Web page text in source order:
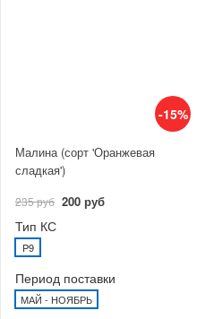
-15%
Малина (сорт 'Оранжевая
сладкая')
235 руб 200 руб
Тип КС
P9
Период поставки
МАЙ - НОЯБРЬ